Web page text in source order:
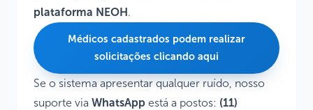
plataforma NEOH.
Médicos cadastrados podem realizar
solicitações clicando aqui
Se o sistema apresentar qualquer ruído, nosso
suporte via WhatsApp está a postos: (11)